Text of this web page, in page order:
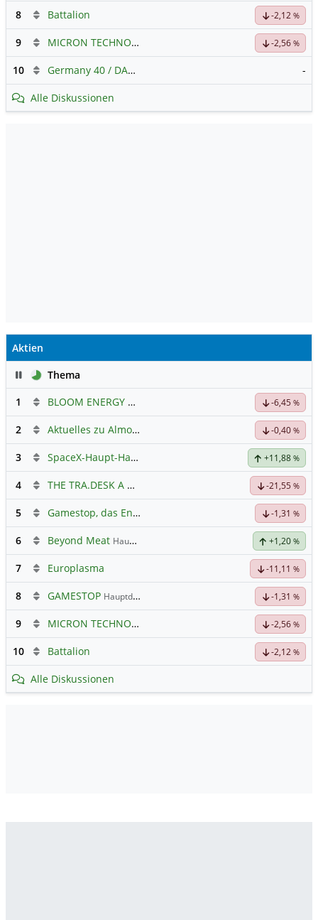
8 Battalion -2,12 %
9 MICRON TECHNOLOGY -2,56 %
10 Germany 40 / DAX Prognose -
Alle Diskussionen
Aktien
PauseThema
1
BLOOM ENERGY A -6,45 %
2 Aktuelles zu Almonty Industries -0,40 %
3 SpaceX-Haupt-Hauptforum +11,88 %
4 THE TRA.DESK A DL-,000001 -21,55 %
5 Gamestop, das Ende naht -1,31 %
6 Beyond Meat Hauptdiskussion +1,20 %
7 Europlasma -11,11 %
8 GAMESTOP Hauptdiskussion -1,31 %
9 MICRON TECHNOLOGY -2,56 %
10 Battalion -2,12 %
Alle Diskussionen